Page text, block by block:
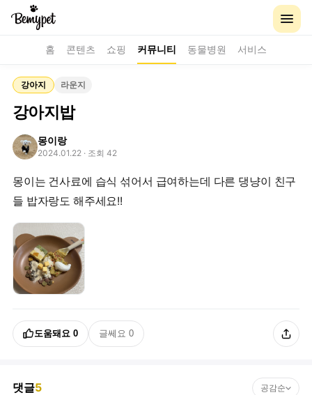
홈 콘텐츠 쇼핑 커뮤니티 동물병원 서비스
강아지 라운지
강아지밥
몽이랑
2024.01.22 · 조회 42
몽이는 건사료에 습식 섞어서 급여하는데 다른 댕냥이 친구
들 밥자랑도 해주세요!!
도움돼요 0 글쎄요 0
댓글5 공감순